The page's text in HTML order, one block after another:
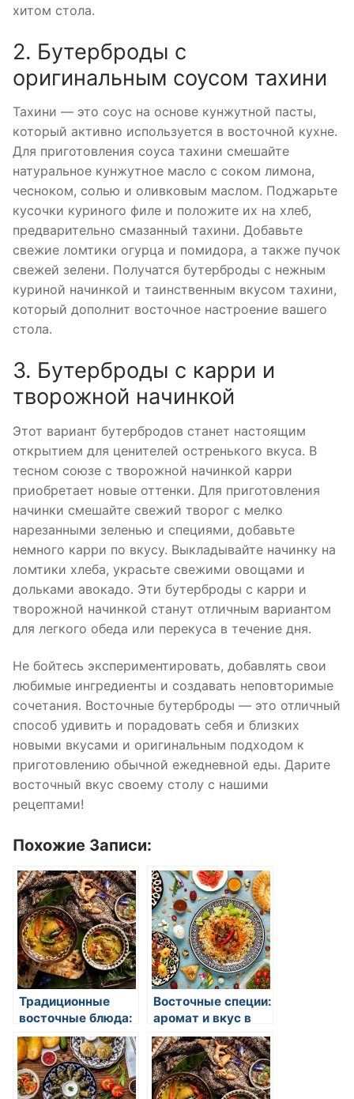
хитом стола.
2. Бутерброды с
оригинальным соусом тахини
Тахини — это соус на основе кунжутной пасты,
который активно используется в восточной кухне.
Для приготовления соуса тахини смешайте
натуральное кунжутное масло с соком лимона,
чесноком, солью и оливковым маслом. Поджарьте
кусочки куриного филе и положите их на хлеб,
предварительно смазанный тахини. Добавьте
свежие ломтики огурца и помидора, а также пучок
свежей зелени. Получатся бутерброды с нежным
куриной начинкой и таинственным вкусом тахини,
который дополнит восточное настроение вашего
стола.
3. Бутерброды с карри и
творожной начинкой
Этот вариант бутербродов станет настоящим
открытием для ценителей остренького вкуса. В
тесном союзе с творожной начинкой карри
приобретает новые оттенки. Для приготовления
начинки смешайте свежий творог с мелко
нарезанными зеленью и специями, добавьте
немного карри по вкусу. Выкладывайте начинку на
ломтики хлеба, украсьте свежими овощами и
дольками авокадо. Эти бутерброды с карри и
творожной начинкой станут отличным вариантом
для легкого обеда или перекуса в течение дня.
Не бойтесь экспериментировать, добавлять свои
любимые ингредиенты и создавать неповторимые
сочетания. Восточные бутерброды — это отличный
способ удивить и порадовать себя и близких
новыми вкусами и оригинальным подходом к
приготовлению обычной ежедневной еды. Дарите
восточный вкус своему столу с нашими
рецептами!
Похожие Записи:
Традиционные
восточные блюда:
открытие для
гурманов
Восточные специи:
аромат и вкус в
каждом блюде